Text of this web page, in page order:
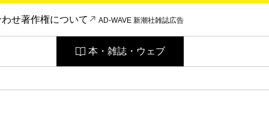
わせ著作権について AD-WAVE 新潮社雑誌広告
本・雑誌・ウェブ